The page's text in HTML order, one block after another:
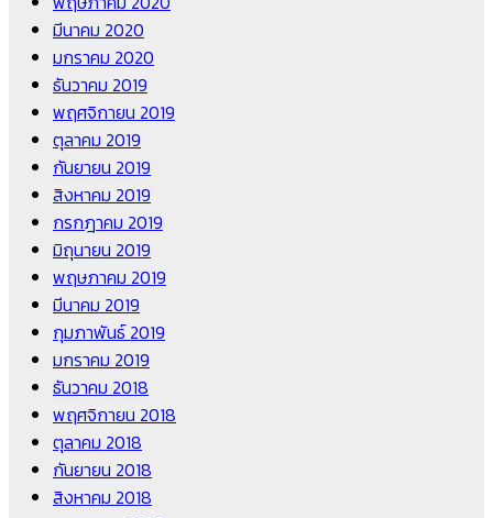
มีนาคม 2020
มกราคม 2020
ธันวาคม 2019
พฤศจิกายน 2019
ตุลาคม 2019
กันยายน 2019
สิงหาคม 2019
กรกฎาคม 2019
มิถุนายน 2019
พฤษภาคม 2019
มีนาคม 2019
กุมภาพันธ์ 2019
มกราคม 2019
ธันวาคม 2018
พฤศจิกายน 2018
ตุลาคม 2018
กันยายน 2018
สิงหาคม 2018